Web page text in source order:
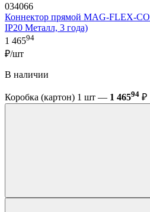
034066
Коннектор прямой MAG-FLEX-
IP20 Металл, 3 года)
1 46594
₽/шт
В наличии
Коробка (картон) 1 шт — 1 46594 ₽